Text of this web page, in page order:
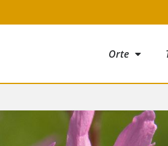
Orte